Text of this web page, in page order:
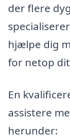
der flere
hjælpe dig
for netop
En
assistere
herunder: